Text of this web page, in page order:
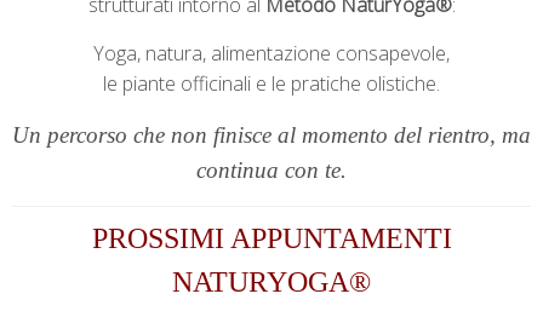
Yoga, natura, alimentazione consapevole,
le piante officinali e le pratiche olistiche.
Un percorso che non finisce al momento del rientro, ma
continua con te.
PROSSIMI APPUNTAMENTI
NATURYOGA®